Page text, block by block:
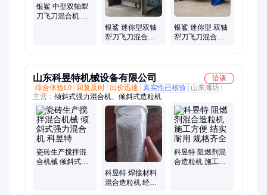
银鲨 中型双轴犁
刀飞刀混合机 强
银鲨 迷你型双轴
犁刀飞刀混合机
银鲨 迷你型 双轴
犁刀飞刀混合机
山东科昱特机械设备有限公司
洽谈
综合体验L0
回复及时 出价迅速 真实性已核验
山东潍坊
主营： 倾斜式强力混合机、倾斜式造粒机
瓷砖生产搅拌混
合机械 倾斜式强
科昱特 焊接材料
混合造粒机 经久
科昱特 阻燃剂混
合造粒机 施工方